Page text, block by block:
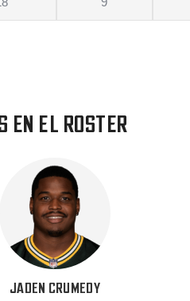
EN EL ROSTER
JADEN CRUMEDY